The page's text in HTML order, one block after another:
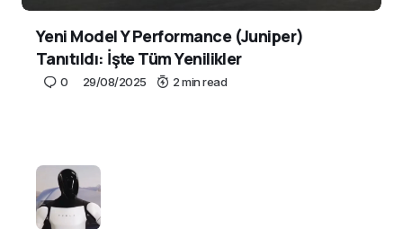
Yeni Model Y Performance (Juniper)
Tanıtıldı: İşte Tüm Yenilikler
0 29/08/2025 2 min read